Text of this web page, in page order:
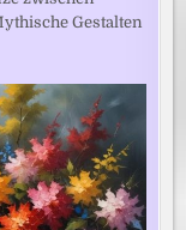
Gestalten